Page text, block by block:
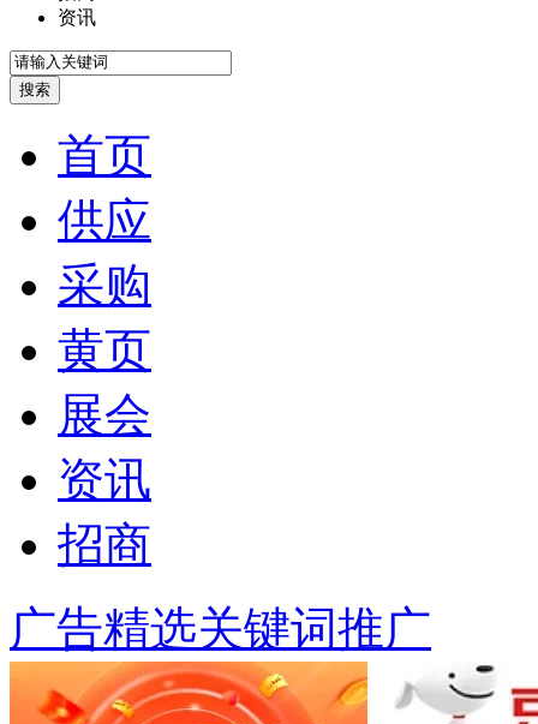
资讯
首页
供应
采购
黄页
展会
资讯
招商
广告精选关键词推广